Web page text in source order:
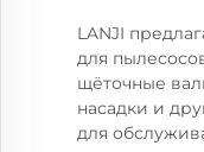
LANJI
для
щёточные
насадки и
для